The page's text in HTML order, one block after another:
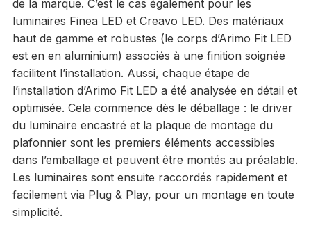
de la marque. C’est le cas également pour les
luminaires Finea LED et Creavo LED. Des matériaux
haut de gamme et robustes (le corps d’Arimo Fit LED
est en en aluminium) associés à une finition soignée
facilitent l’installation. Aussi, chaque étape de
l’installation d’Arimo Fit LED a été analysée en détail et
optimisée. Cela commence dès le déballage : le driver
du luminaire encastré et la plaque de montage du
plafonnier sont les premiers éléments accessibles
dans l’emballage et peuvent être montés au préalable.
Les luminaires sont ensuite raccordés rapidement et
facilement via Plug & Play, pour un montage en toute
simplicité.